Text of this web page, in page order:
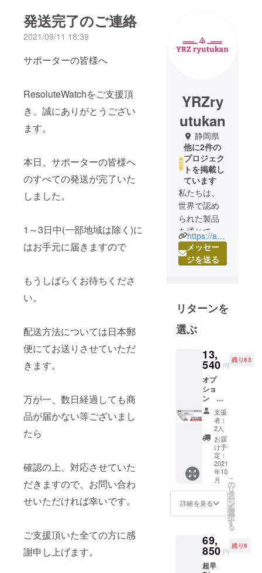
発送完了のご連絡
2021/09/11 18:39
サポーターの皆様へ
ResoluteWatchをご支援頂
き、誠にありがとうござい
ます。
本日、サポーターの皆様へ
のすべての発送が完了いた
しました。
1～3日中(一部地域は除く)に
はお手元に届きますので
もうしばらくお待ちくださ
い。
配送方法については日本郵
便にてお送りさせていただ
きます。
万が一、数日経過しても商
品が届かない等ございまし
たら
確認の上、対応させていた
だきますので、お問い合わ
せいただければ幸いです。
ご支援頂いた全ての方に感
謝申し上げます。
YRZry
utukan
静岡県
他に2件の
プロジェク
トを掲載し
ています
私たちは、
世界で認め
られた製品
を通じて、
皆さまの生
活に価値と
ています。
お客様にご
満足いただ
心掛け、誠
実に、そし
て丁寧に対
応させてい
ただきま
す。日本と
海外をつな
ぐ架け橋と
して、これ
からも精一
杯取り組ん
でまいりま
すので、ど
くお願い申
し上げま
す。皆さま
https://abc-1000.com/
メッセー
ジを送る
リターンを
選ぶ
13,
540 円
残り83
オプ
ショ
ン
UltraHe
xチタン
ブレス
レット
ブレス
レット
素材：
UltraHe
xコー
ティン
グ ラグ
付きチ
タン
20mm
バック
ル幅：
16mm
支援
者：
2人
お届
け予
定：
2021
年10
月
詳細を見る
こ
の
リ
タ
ー
ン
を
選
択
す
る
69,
850 円
残り9
超早